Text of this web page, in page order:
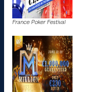
France Poker Festival